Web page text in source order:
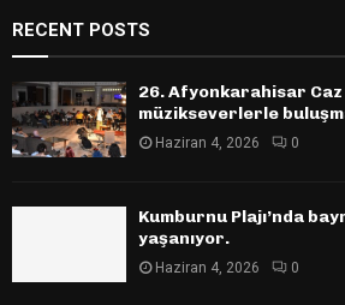
RECENT POSTS
26. Afyonkarahisar
müzikseverlerle
Haziran 4, 2026 0
Kumburnu Plajı’nda
yaşanıyor.
Haziran 4, 2026 0